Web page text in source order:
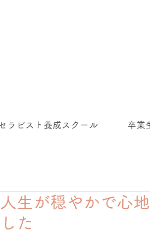
ラピスト養成スクール 卒業
生が穏やかで心
た